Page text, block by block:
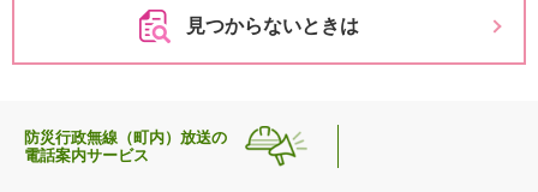
見つからないときは
防災行政無線（町内）放送の
電話案内サービス